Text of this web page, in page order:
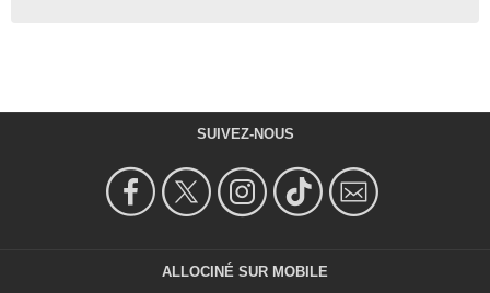
SUIVEZ-NOUS
ALLOCINÉ SUR MOBILE